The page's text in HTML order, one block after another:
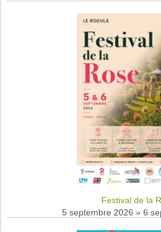
Festival de la
5 septembre 2026 » 6